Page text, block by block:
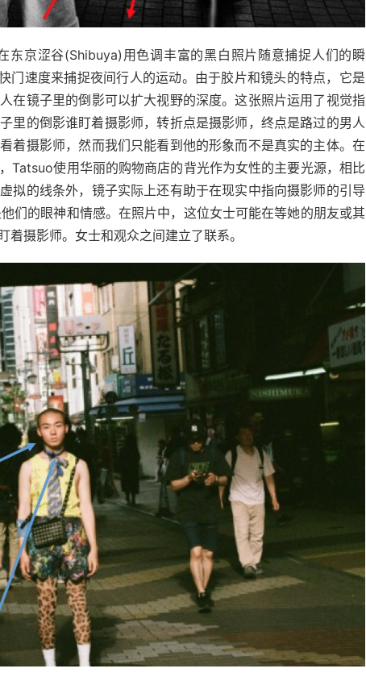
东京涩谷(Shibuya)用色调丰富的黑白照片随意捕捉人们的瞬
门速度来捕捉夜间行人的运动。 由于胶片和镜头的特点，它是
在镜子里的倒影可以扩大视野的深度。这张照片运用了视觉指
的倒影谁盯着摄影师，转折点是摄影师，终点是路过的男人
着摄影师，然而我们只能看到他的形象而不是真实的主体。在
Tatsuo使用华丽的购物商店的背光作为女性的主要光源，相比
拟的线条外，镜子实际上还有助于在现实中指向摄影师的引导
们的眼神和情感。 在照片中，这位女士可能在等她的朋友或其
着摄影师。 女士和观众之间建立了联系。